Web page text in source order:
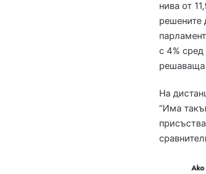
нива от
решените
с 4%
решаваща
На
“Има